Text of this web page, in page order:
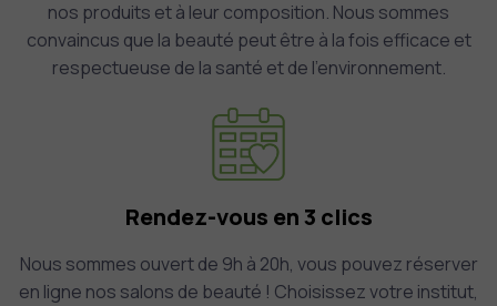
nos produits et à leur composition. Nous sommes
convaincus que la beauté peut être à la fois efficace et
respectueuse de la santé et de l’environnement.
Rendez-vous en 3 clics
Nous sommes ouvert de 9h à 20h, vous pouvez réserver
en ligne nos salons de beauté ! Choisissez votre institut,